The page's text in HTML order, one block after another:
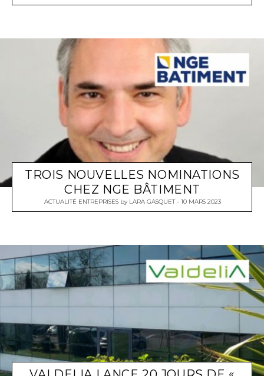
TROIS NOUVELLES NOMINATIONS
CHEZ NGE BÂTIMENT
ACTUALITÉ ENTREPRISESby LARA GASQUET 10 MARS 2023